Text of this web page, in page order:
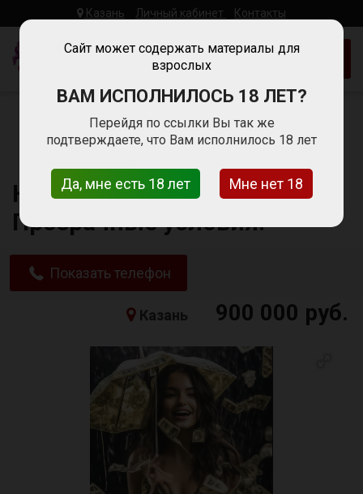
Казань Личный кабинет Контакты
WomanWork
Работа Для
Добавить объявление
Главная
Работа для девушек в Казани
Сфера сопровождения
Казань. Спокойный формат. Прозрачные условия.
Казань. Спокойный формат.
Прозрачные условия.
Показать телефон
Казань 900 000 руб.
Сайт может содержать материалы для
взрослых
ВАМ ИСПОЛНИЛОСЬ 18 ЛЕТ?
Перейдя по ссылки Вы так же
подтверждаете, что Вам исполнилось 18 лет
Да, мне есть 18 лет Мне нет 18